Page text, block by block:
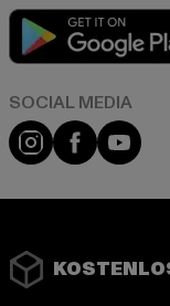
Instagram
Facebook